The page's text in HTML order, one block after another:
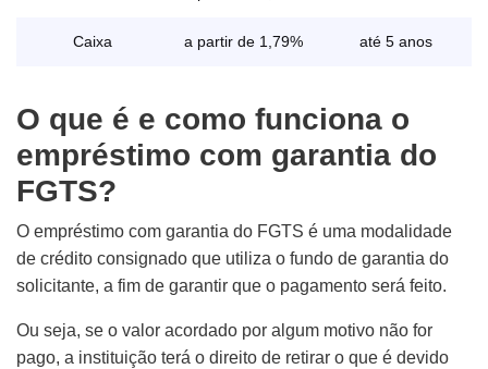
Caixa a partir de 1,79% até 5 anos
O que é e como funciona o
empréstimo com garantia do
FGTS?
O empréstimo com garantia do FGTS é uma modalidade
de crédito consignado que utiliza o fundo de garantia do
solicitante, a fim de garantir que o pagamento será feito.
Ou seja, se o valor acordado por algum motivo não for
pago, a instituição terá o direito de retirar o que é devido